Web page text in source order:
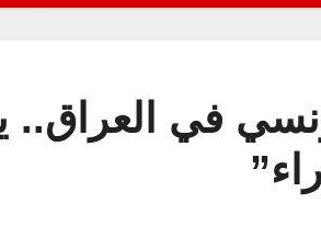
في العراق..